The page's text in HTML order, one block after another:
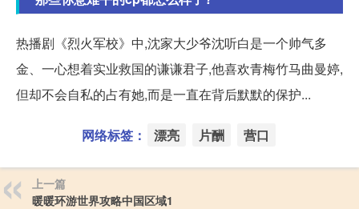
热播剧《烈火军校》中,沈家大少爷沈听白是一个帅气多
金、一心想着实业救国的谦谦君子,他喜欢青梅竹马曲曼婷,
但却不会自私的占有她,而是一直在背后默默的保护...
网络标签： 漂亮 片酬 营口
上一篇
暖暖环游世界攻略中国区域1